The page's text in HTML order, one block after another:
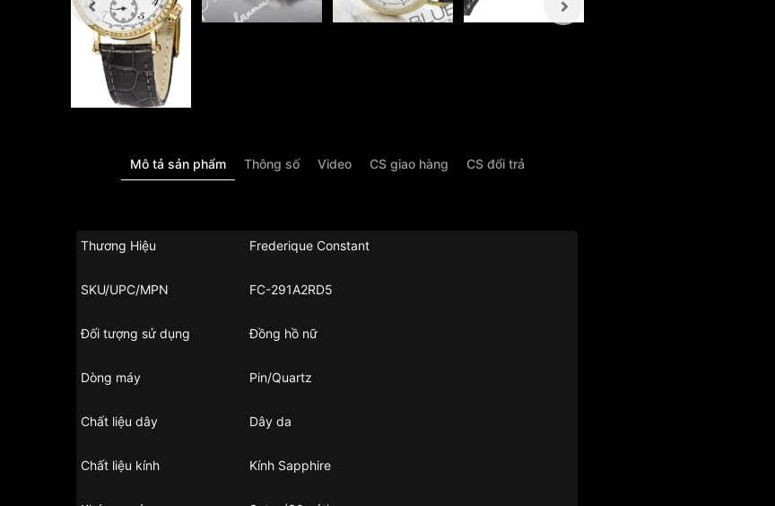
Mô tả sản phẩm Thông số Video CS giao hàng CS đổi trả
Thương Hiệu Frederique Constant
SKU/UPC/MPN FC-291A2RD5
Đối tượng sử dụng Đồng hồ nữ
Dòng máy Pin/Quartz
Chất liệu dây Dây da
Chất liệu kính Kính Sapphire